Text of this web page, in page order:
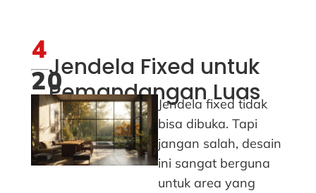
4
20Jendela Fixed untuk
Pemandangan Luas
Jendela fixed tidak
bisa dibuka. Tapi
jangan salah, desain
ini sangat berguna
untuk area yang